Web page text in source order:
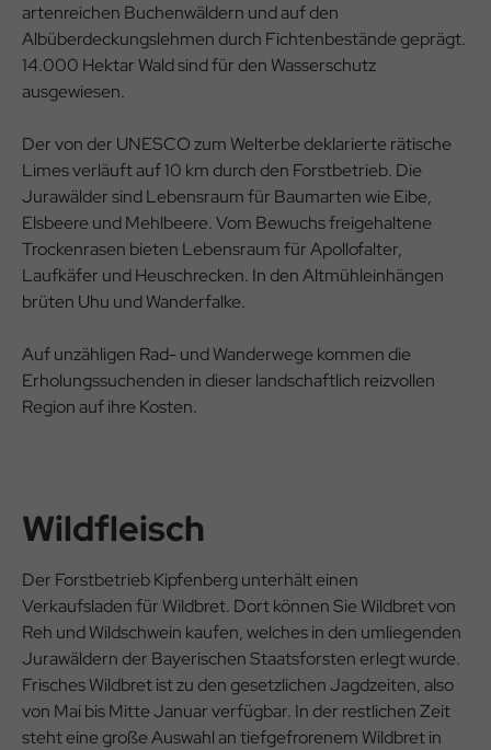
artenreichen Buchenwäldern und auf den
Albüberdeckungslehmen durch Fichtenbestände geprägt.
14.000 Hektar Wald sind für den Wasserschutz
ausgewiesen.
Der von der UNESCO zum Welterbe deklarierte rätische
Limes verläuft auf 10 km durch den Forstbetrieb. Die
Jurawälder sind Lebensraum für Baumarten wie Eibe,
Elsbeere und Mehlbeere. Vom Bewuchs freigehaltene
Trockenrasen bieten Lebensraum für Apollofalter,
Laufkäfer und Heuschrecken. In den Altmühleinhängen
brüten Uhu und Wanderfalke.
Auf unzähligen Rad- und Wanderwege kommen die
Erholungssuchenden in dieser landschaftlich reizvollen
Region auf ihre Kosten.
Wildfleisch
Der Forstbetrieb Kipfenberg unterhält einen
Verkaufsladen für Wildbret. Dort können Sie Wildbret von
Reh und Wildschwein kaufen, welches in den umliegenden
Jurawäldern der Bayerischen Staatsforsten erlegt wurde.
Frisches Wildbret ist zu den gesetzlichen Jagdzeiten, also
von Mai bis Mitte Januar verfügbar. In der restlichen Zeit
steht eine große Auswahl an tiefgefrorenem Wildbret in